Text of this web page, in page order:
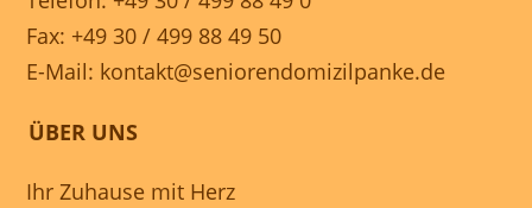
Fax: +49 30 / 499 88 49 50
E-Mail: kontakt@seniorendomizilpanke.de
ÜBER UNS
Ihr Zuhause mit Herz